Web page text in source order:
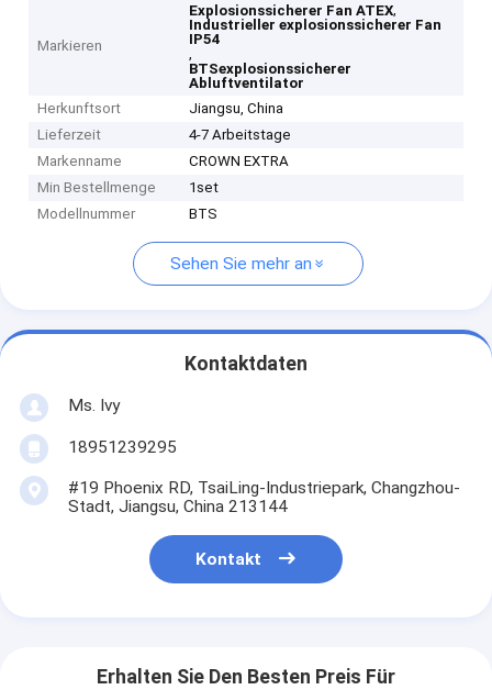
Markieren
Explosionssicherer Fan ATEX,
Industrieller explosionssicherer Fan
IP54
,
BTSexplosionssicherer
Abluftventilator
Herkunftsort
Jiangsu, China
Lieferzeit
4-7 Arbeitstage
Markenname
CROWN EXTRA
Min Bestellmenge
1set
Modellnummer
BTS
Sehen Sie mehr an
Kontaktdaten
Ms. Ivy
18951239295
#19 Phoenix RD, TsaiLing-Industriepark, Changzhou-
Stadt, Jiangsu, China 213144
Kontakt
Erhalten Sie Den Besten Preis Für